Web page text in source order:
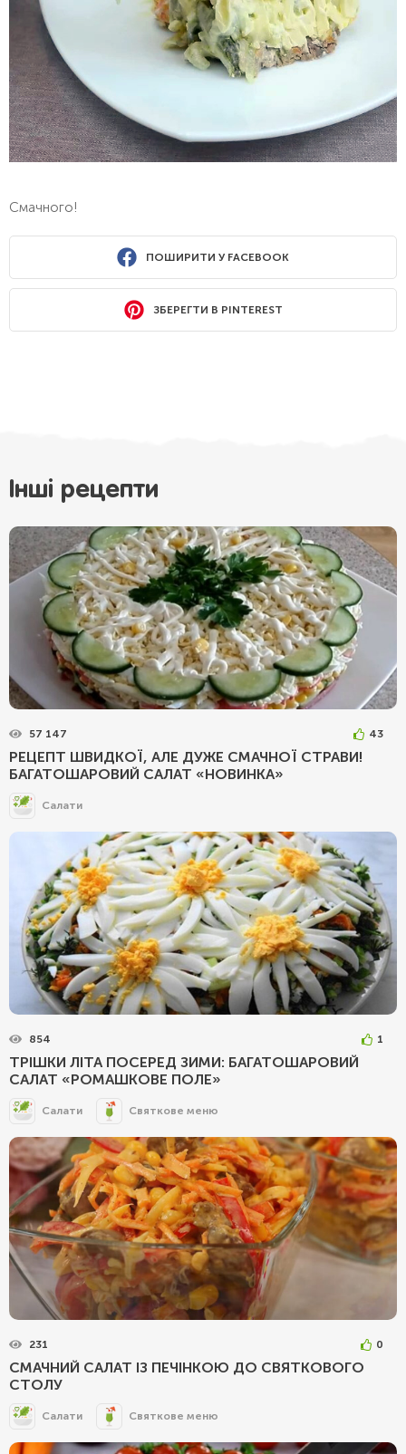
Смачного!
ПОШИРИТИ У FACEBOOK
ЗБЕРЕГТИ В PINTEREST
Інші рецепти
57 147 43
РЕЦЕПТ ШВИДКОЇ, АЛЕ ДУЖЕ СМАЧНОЇ СТРАВИ!
БАГАТОШАРОВИЙ САЛАТ «НОВИНКА»
Салати
854 1
ТРІШКИ ЛІТА ПОСЕРЕД ЗИМИ: БАГАТОШАРОВИЙ
САЛАТ «РОМАШКОВЕ ПОЛЕ»
Салати Святкове меню
231 0
СМАЧНИЙ САЛАТ ІЗ ПЕЧІНКОЮ ДО СВЯТКОВОГО
СТОЛУ
Салати Святкове меню